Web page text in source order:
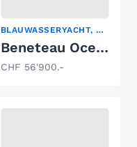
BLAUWASSERYACHT, KIELBOOT, SEGELYACHT
Beneteau Oceanis 311 Clipper
CHF 56'900.-